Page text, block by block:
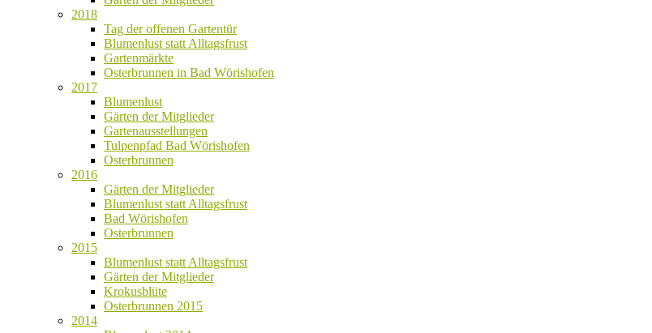
2018
Tag der offenen Gartentür
Blumenlust statt Alltagsfrust
Gartenmärkte
Osterbrunnen in Bad Wörishofen
2017
Blumenlust
Gärten der Mitglieder
Gartenausstellungen
Tulpenpfad Bad Wörishofen
Osterbrunnen
2016
Gärten der Mitglieder
Blumenlust statt Alltagsfrust
Bad Wörishofen
Osterbrunnen
2015
Blumenlust statt Alltagsfrust
Gärten der Mitglieder
Krokusblüte
Osterbrunnen 2015
2014